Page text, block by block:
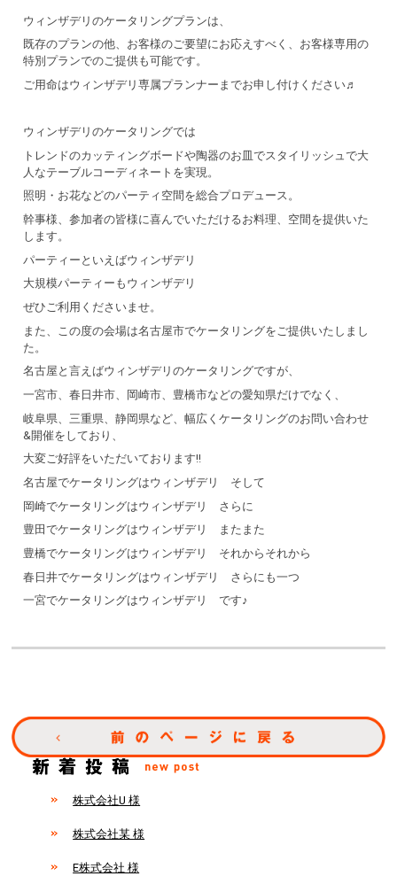
ウィンザデリのケータリングプランは、
既存のプランの他、お客様のご要望にお応えすべく、お客様専用の
特別プランでのご提供も可能です。
ご用命はウィンザデリ専属プランナーまでお申し付けください♬
ウィンザデリのケータリングでは
トレンドのカッティングボードや陶器のお皿でスタイリッシュで大
人なテーブルコーディネートを実現。
照明・お花などのパーティ空間を総合プロデュース。
幹事様、参加者の皆様に喜んでいただけるお料理、空間を提供いた
します。
パーティーといえばウィンザデリ
大規模パーティーもウィンザデリ
ぜひご利用くださいませ。
また、この度の会場は名古屋市でケータリングをご提供いたしまし
た。
名古屋と言えばウィンザデリのケータリングですが、
一宮市、春日井市、岡崎市、豊橋市などの愛知県だけでなく、
岐阜県、三重県、静岡県など、幅広くケータリングのお問い合わせ
&開催をしており、
大変ご好評をいただいております!!
名古屋でケータリングはウィンザデリ そして
岡崎でケータリングはウィンザデリ さらに
豊田でケータリングはウィンザデリ またまた
豊橋でケータリングはウィンザデリ それからそれから
春日井でケータリングはウィンザデリ さらにも一つ
一宮でケータリングはウィンザデリ です♪
株式会社U 様
株式会社某 様
E株式会社 様